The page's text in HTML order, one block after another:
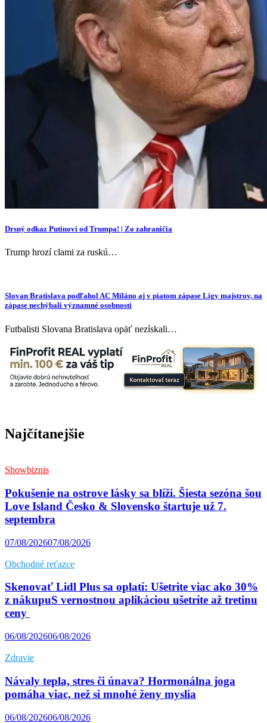
Drsný odkaz Putinovi od Trumpa! | Zo zahraničia
Trump hrozí clami za ruskú…
Slovan Bratislava podľahol AC Miláno aj v piatom zápase Ligy majstrov, na
zápase nechýbali významné osobnosti
Futbalisti Slovana Bratislava opäť nezískali…
Najčítanejšie
Showbiznis
Pokušenie na ostrove lásky sa blíži. Šiesta sezóna šou
Love Island Česko & Slovensko štartuje už 7.
septembra
07/08/202607/08/2026
Obchodné reťazce
Skenovať Lidl Plus sa oplatí: Ušetrite viac ako 30%
z nákupuS vernostnou aplikáciou ušetríte až tretinu
ceny
06/08/202606/08/2026
Zdravie
Návaly tepla, stres či únava? Hormonálna joga
pomáha viac, než si mnohé ženy myslia
06/08/202606/08/2026